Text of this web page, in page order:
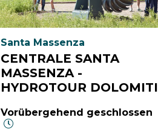
aria.poi_location_prefix
Santa Massenza
CENTRALE SANTA
MASSENZA -
HYDROTOUR DOLOMITI
Vorübergehend geschlossen